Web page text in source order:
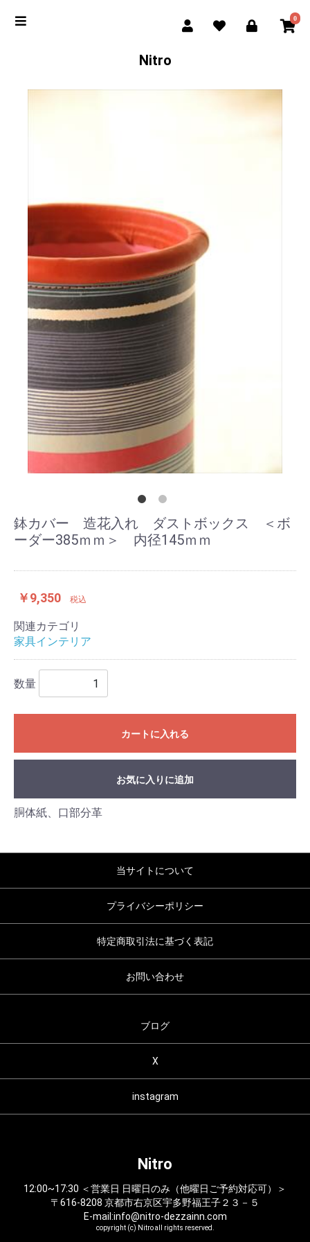
0
Nitro
鉢カバー 造花入れ ダストボックス ＜ボ
ーダー385ｍｍ＞ 内径145ｍｍ
￥9,350 税込
関連カテゴリ
家具インテリア
数量
カートに入れる
お気に入りに追加
胴体紙、口部分革
当サイトについて
プライバシーポリシー
特定商取引法に基づく表記
お問い合わせ
ブログ
X
instagram
Nitro
12:00~17:30 ＜営業日 日曜日のみ（他曜日ご予約対応可）＞
〒616-8208 京都市右京区宇多野福王子２３－５
E-mail:info@nitro-dezzainn.com
copyright (c) Nitro all rights reserved.